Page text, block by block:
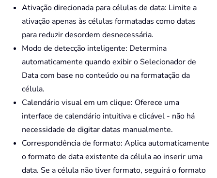
Ativação direcionada para células de data: Limite a
ativação apenas às células formatadas como datas
para reduzir desordem desnecessária.
Modo de detecção inteligente: Determina
automaticamente quando exibir o Selecionador de
Data com base no conteúdo ou na formatação da
célula.
Calendário visual em um clique: Oferece uma
interface de calendário intuitiva e clicável - não há
necessidade de digitar datas manualmente.
Correspondência de formato: Aplica automaticamente
o formato de data existente da célula ao inserir uma
data. Se a célula não tiver formato, seguirá o formato